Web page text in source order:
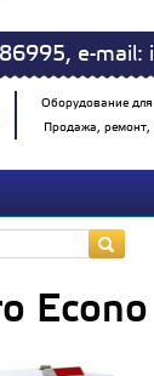
e-mail:
Оборудование
Продажа, ремонт,